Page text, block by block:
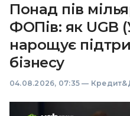
Понад пів
ФОПів: як UGB
нарощує
бізнесу
04.08.2026, 07:35 —